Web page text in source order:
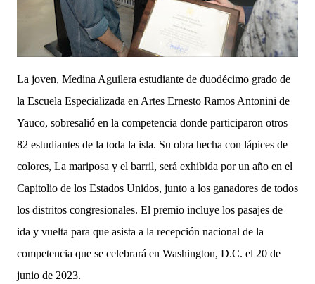
La joven, Medina Aguilera estudiante de duodécimo grado de
la Escuela Especializada en Artes Ernesto Ramos Antonini de
Yauco, sobresalió en la competencia donde participaron otros
82 estudiantes de la toda la isla. Su obra hecha con lápices de
colores, La mariposa y el barril, será exhibida por un año en el
Capitolio de los Estados Unidos, junto a los ganadores de todos
los distritos congresionales. El premio incluye los pasajes de
ida y vuelta para que asista a la recepción nacional de la
competencia que se celebrará en Washington, D.C. el 20 de
junio de 2023.